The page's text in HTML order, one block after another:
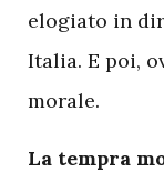
elogiato in
Italia. E poi,
morale.
La tempra